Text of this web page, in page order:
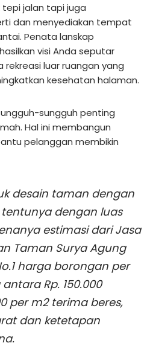
jalan tapi juga
dan menyediakan tempat
Penata lanskap
visi Anda seputar
luar ruangan yang
kesehatan halaman.
sungguh penting
Hal ini membangun
pelanggan membikin
desain taman dengan
dengan luas
estimasi dari Jasa
Taman Surya Agung
harga borongan per
Rp. 150.000
per m2 terima beres,
dan ketetapan